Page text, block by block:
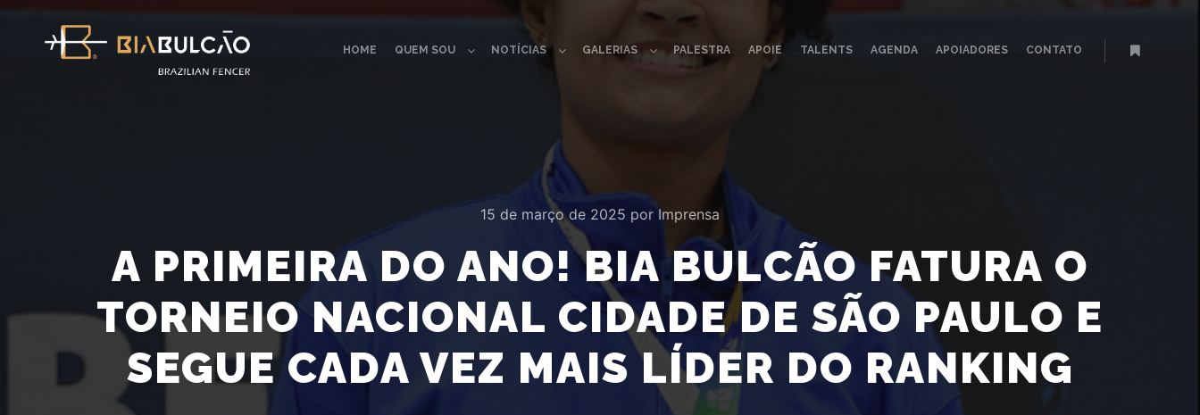
HOME QUEM SOU NOTÍCIAS GALERIAS PALESTRA APOIE TALENTS AGENDA APOIADORES CONTATO
15 de março de 2025 por Imprensa
A PRIMEIRA DO ANO! BIA BULCÃO FATURA O
TORNEIO NACIONAL CIDADE DE SÃO PAULO E
SEGUE CADA VEZ MAIS LÍDER DO RANKING